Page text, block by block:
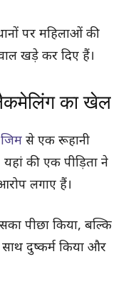
पर महिलाओं की
खड़े कर दिए हैं।
का खेल
से एक रूहानी
की एक पीड़िता ने
लगाए हैं।
पीछा किया, बल्कि
दुष्कर्म किया और